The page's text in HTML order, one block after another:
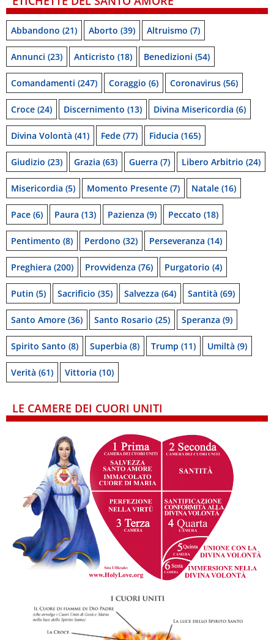
Abbandono (21) Aborto (39) Altruismo (7)
Annunci (23) Anticristo (18) Benedizioni (54)
Comandamenti (247) Coraggio (6) Coronavirus (56)
Croce (24) Discernimento (13) Divina Misericordia (6)
Divina Volontà (41) Fede (77) Fiducia (165)
Giudizio (23) Grazia (63) Guerra (7) Libero Arbitrio (24)
Misericordia (5) Momento Presente (7) Natale (16)
Pace (6) Paura (13) Pazienza (9) Peccato (18)
Pentimento (8) Perdono (32) Perseveranza (14)
Preghiera (200) Provvidenza (76) Purgatorio (4)
Putin (5) Sacrificio (35) Salvezza (64) Santità (69)
Santo Amore (36) Santo Rosario (25) Speranza (9)
Spirito Santo (8) Superbia (8) Trump (11) Umiltà (9)
Verità (61) Vittoria (10)
LE CAMERE DEI CUORI UNITI